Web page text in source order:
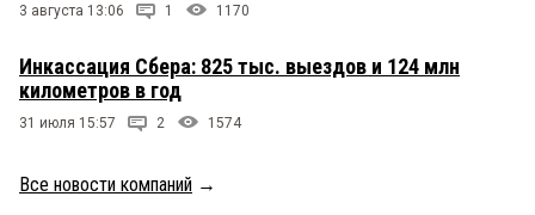
3 августа 13:06 1 1170
Инкассация Сбера: 825 тыс. выездов и 124 млн
километров в год
31 июля 15:57 2 1574
Все новости компаний →